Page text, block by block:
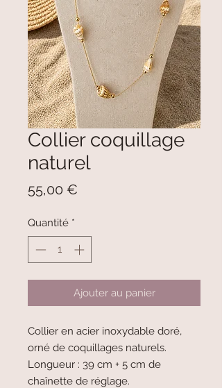
Collier coquillage
naturel
55,00 €
Quantité *
Ajouter au panier
Collier en acier inoxydable doré,
orné de coquillages naturels.
Longueur : 39 cm + 5 cm de
chaînette de réglage.